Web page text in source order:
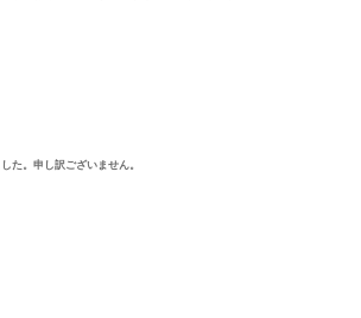
た。申し訳ございません。